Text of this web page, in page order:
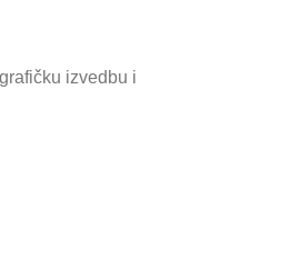
izvedbu i